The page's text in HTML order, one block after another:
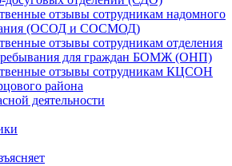
отзывы сотрудникам надомного
(ОСОД и СОСМОД)
отзывы сотрудникам отделения
для граждан БОМЖ (ОНП)
отзывы сотрудникам КЦСОН
района
деятельности